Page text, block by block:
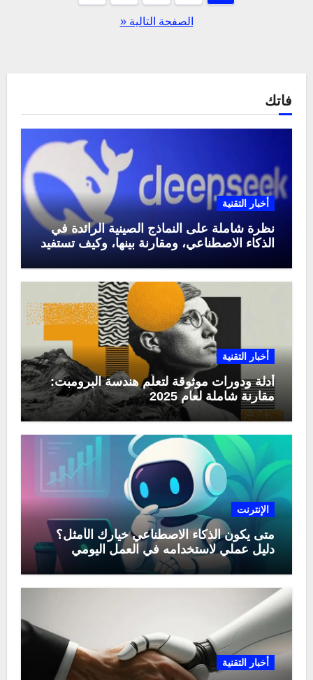
الصفحة التالية «
فاتك
أخبار التقنية
نظرة شاملة على النماذج الصينية الرائدة في
الذكاء الاصطناعي، ومقارنة بينها، وكيف تستفيد
أخبار التقنية
أدلة ودورات موثوقة لتعلّم هندسة البرومبت:
مقارنة شاملة لعام 2025
الإنترنت
متى يكون الذكاء الاصطناعي خيارك الأمثل؟
دليل عملي لاستخدامه في العمل اليومي
أخبار التقنية